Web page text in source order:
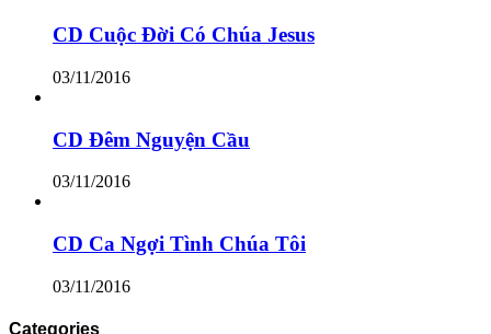
CD Cuộc Đời Có Chúa Jesus
03/11/2016
CD Đêm Nguyện Cầu
03/11/2016
CD Ca Ngợi Tình Chúa Tôi
03/11/2016
Categories